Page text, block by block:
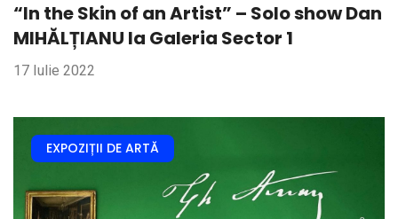
“In the Skin of an Artist” – Solo show Dan
MIHĂLȚIANU la Galeria Sector 1
17 Iulie 2022
EXPOZIȚII DE ARTĂ